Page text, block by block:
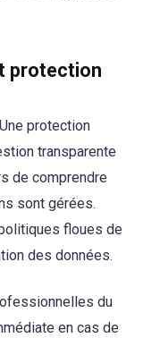
protection
Une protection
transparente
de comprendre
sont gérées.
floues de
des données.
du
en cas de